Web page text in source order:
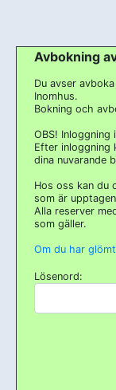
Avbokning
Du avser
Inomhus.
Bokning och
OBS!
Efter inloggning
dina nuvarande
Hos oss kan du
som är
Alla reserver
som gäller.
Om du har
Lösenord: